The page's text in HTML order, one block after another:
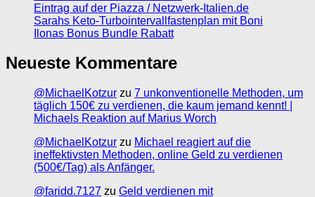
Eintrag auf der Piazza / Netzwerk-Italien.de
Sarahs Keto-Turbointervallfastenplan mit Boni
Ilonas Bonus Bundle Rabatt
Neueste Kommentare
@MichaelKotzur zu 7 unkonventionelle Methoden, um
täglich 150€ zu verdienen, die kaum jemand kennt! |
Michaels Reaktion auf Marius Worch
@MichaelKotzur zu Michael reagiert auf die
ineffektivsten Methoden, online Geld zu verdienen
(500€/Tag) als Anfänger.
@faridd.7127 zu Geld verdienen mit